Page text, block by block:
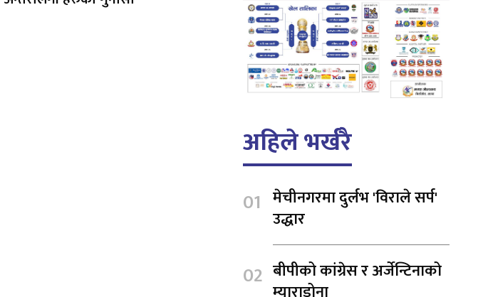
अहिले भर्खरै
मेचीनगरमा दुर्लभ 'विराले सर्प'
उद्धार
बीपीको कांग्रेस र अर्जेन्टिनाको